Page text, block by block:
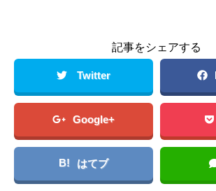
記事をシェアする
Twitter
Google+
B! はてブ